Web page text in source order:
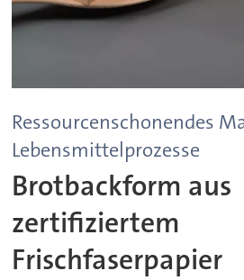
Ressourcenschonendes
Lebensmittelprozesse
Brotbackform aus
zertifiziertem
Frischfaserpapier